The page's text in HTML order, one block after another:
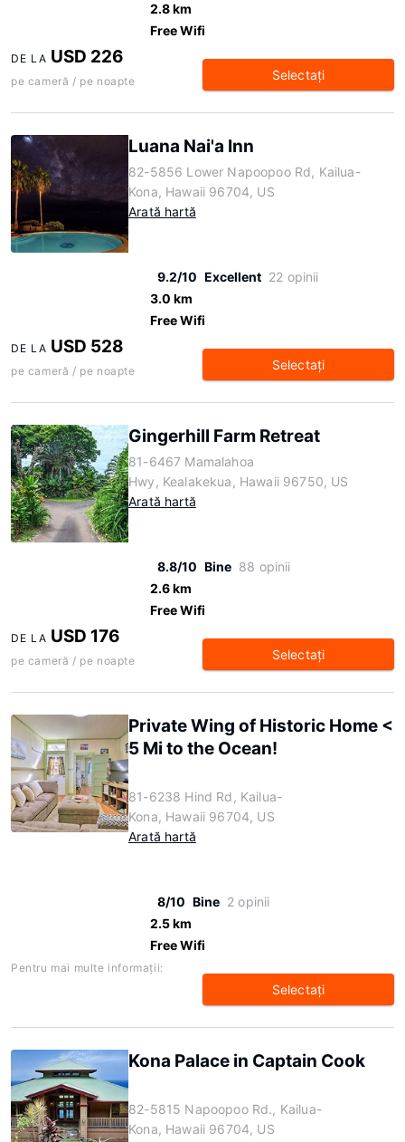
2.8 km
Free Wifi
DE LA USD 226
pe cameră / pe noapte Selectaţi
Luana Nai'a Inn
82-5856 Lower Napoopoo Rd, Kailua-
Kona, Hawaii 96704, US
Arată hartă
9.2/10 Excellent 22 opinii
3.0 km
Free Wifi
DE LA USD 528
pe cameră / pe noapte Selectaţi
Gingerhill Farm Retreat
81-6467 Mamalahoa
Hwy, Kealakekua, Hawaii 96750, US
Arată hartă
8.8/10 Bine 88 opinii
2.6 km
Free Wifi
DE LA USD 176
pe cameră / pe noapte Selectaţi
Private Wing of Historic Home <
5 Mi to the Ocean!
81-6238 Hind Rd, Kailua-
Kona, Hawaii 96704, US
Arată hartă
8/10 Bine 2 opinii
2.5 km
Free Wifi
Pentru mai multe informaţii:
Selectaţi
Kona Palace in Captain Cook
82-5815 Napoopoo Rd., Kailua-
Kona, Hawaii 96704, US